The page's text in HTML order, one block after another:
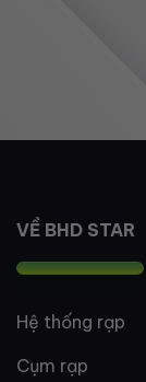
VỀ BHD STAR
Hệ thống rạp
Cụm rạp